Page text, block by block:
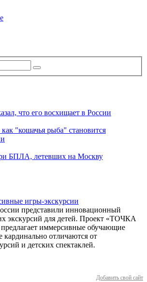
что его восхищает в России
как "кошачья рыба" становится
БПЛА, летевших на Москву
игры-экскурсии
представили инновационный
экскурсий для детей. Проект «ТОЧКА
иммерсивные обучающие
отличаются от
и детских спектаклей.
Добавить свой сайт